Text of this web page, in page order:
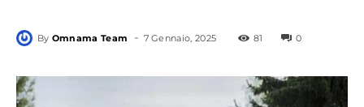
By Omnama Team - 7 Gennaio, 2025 81 0